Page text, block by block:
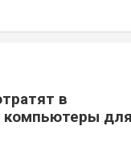
в
компьютеры